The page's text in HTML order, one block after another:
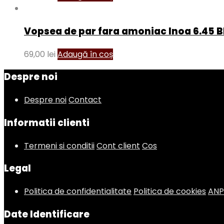
Vopsea de par fara amoniac Inoa 6.45
69,00 lei Adaugă în coș
Despre noi
Despre noiContact
Informatii clienti
Termeni si conditiiCont client Cos
Legal
Politica de confidentialitate Politica de cookies
Date Identificare